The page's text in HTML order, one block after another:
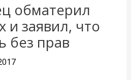
обматерил
и заявил, что
без прав